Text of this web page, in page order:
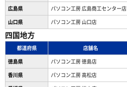
広島県
パソコン工房 広島商工センター店
山口県
パソコン工房 山口店
四国地方
都道府県 店舗名
徳島県
パソコン工房 徳島店
香川県
パソコン工房 高松店